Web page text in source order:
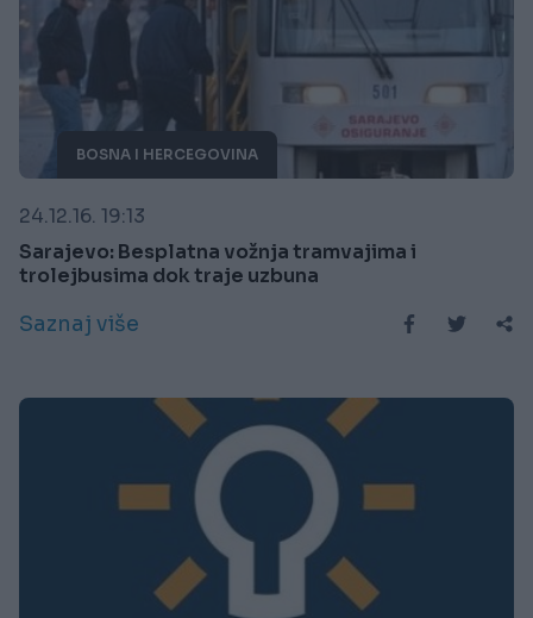
BOSNA I HERCEGOVINA
24.12.16. 19:13
Sarajevo: Besplatna vožnja tramvajima i
trolejbusima dok traje uzbuna
Saznaj više